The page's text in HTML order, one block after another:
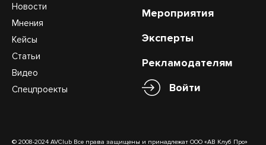
Новости
Мнения
Кейсы
Статьи
Видео
Спецпроекты
Мероприятия
Эксперты
Рекламодателям
Войти
© 2008-2024 AVClub Все права защищены и принадлежат ООО «АВ Клуб Про»